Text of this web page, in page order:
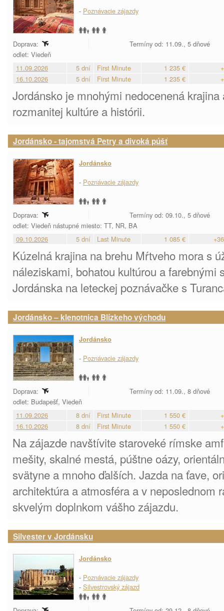
- Poznávacie zájazdy
Doprava:
Termíny od: 11.09., 5 dňové
odlet: Viedeň
11.09.2026
5 dní First Minute 1 235 €
16.10.2026
5 dní First Minute 1 235 €
Jordánsko je mnohými nedocenená
rozmanitej kultúre a histórii.
Jordánsko - tajomstvá Petry a divoká púšť
Jordánsko
- Poznávacie zájazdy
Doprava:
Termíny od: 09.10., 5 dňové
odlet: Viedeň nástupné miesto: TT, NR, BA
09.10.2026
5 dní Last Minute 1 085 €
Kúzelná krajina na brehu Mŕtveho mora s
náleziskami, bohatou kultúrou a farebnými
Jordánska na leteckej poznávačke s
Jordánsko – klenotnica Blízkeho východu
Jordánsko
- Poznávacie zájazdy
Doprava:
Termíny od: 11.09., 8 dňové
odlet: Budapešť, Viedeň
11.09.2026
8 dní First Minute 1 550 €
16.10.2026
8 dní First Minute 1 550 €
Na zájazde navštívite staroveké rímske
mešity, skalné mestá, púštne oázy,
svätyne a mnoho ďalších. Jazda na ťave,
architektúra a atmosféra a v neposlednom
skvelým doplnkom vášho zájazdu.
Silvester v Jordánsku
Jordánsko
- Poznávacie zájazdy
- Silvestrovský zájazd